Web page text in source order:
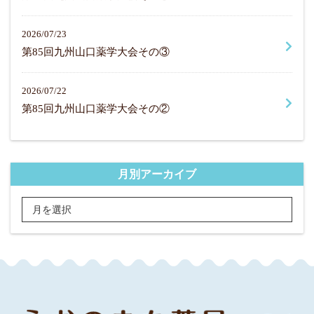
2026/07/23
第85回九州山口薬学大会その③
2026/07/22
第85回九州山口薬学大会その②
月別アーカイブ